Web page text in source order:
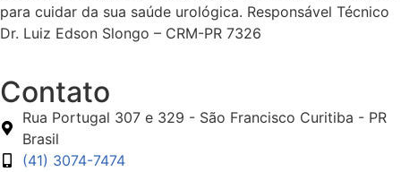
para cuidar da sua saúde urológica. Responsável Técnico
Dr. Luiz Edson Slongo – CRM-PR 7326
Contato
Rua Portugal 307 e 329 - São Francisco Curitiba - PR
Brasil
(41) 3074-7474